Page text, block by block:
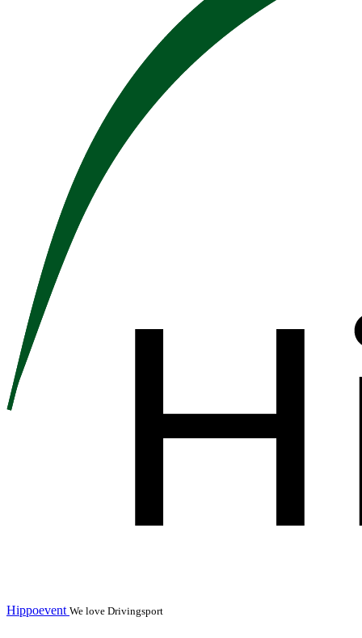
Hippoevent We love Drivingsport